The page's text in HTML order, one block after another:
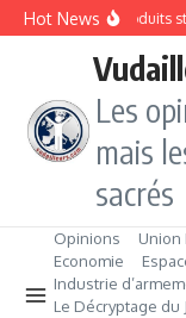
Aller au contenu
Hot NewsLes produits
Les
mais
sacrés
Opinions Union
Economie
Industrie
Le Décryptage du